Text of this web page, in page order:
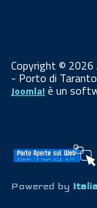
Copyright ©
- Porto di
Joomla! è un
Powered by